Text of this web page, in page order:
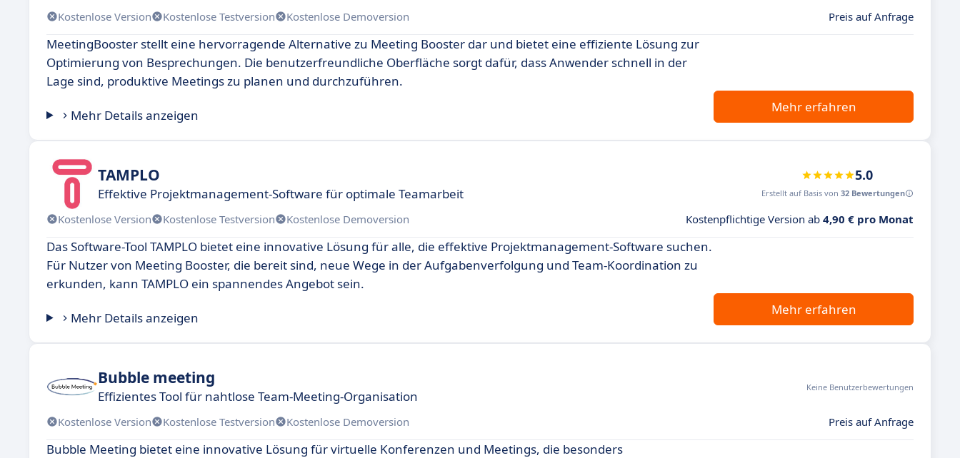
Kostenlose Version Kostenlose Testversion Kostenlose Demoversion Preis auf Anfrage
MeetingBooster stellt eine hervorragende Alternative zu Meeting Booster dar und bietet eine effiziente Lösung zur
Optimierung von Besprechungen. Die benutzerfreundliche Oberfläche sorgt dafür, dass Anwender schnell in der
Lage sind, produktive Meetings zu planen und durchzuführen.
Mehr Details anzeigen
Mehr erfahren
TAMPLO
Effektive Projektmanagement-Software für optimale Teamarbeit
5.0
Erstellt auf Basis von 32 Bewertungen
Kostenlose Version Kostenlose Testversion Kostenlose Demoversion Kostenpflichtige Version ab 4,90 € pro Monat
Das Software-Tool TAMPLO bietet eine innovative Lösung für alle, die effektive Projektmanagement-Software suchen.
Für Nutzer von Meeting Booster, die bereit sind, neue Wege in der Aufgabenverfolgung und Team-Koordination zu
erkunden, kann TAMPLO ein spannendes Angebot sein.
Mehr Details anzeigen
Mehr erfahren
Bubble meeting
Effizientes Tool für nahtlose Team-Meeting-Organisation
Keine Benutzerbewertungen
Kostenlose Version Kostenlose Testversion Kostenlose Demoversion Preis auf Anfrage
Bubble Meeting bietet eine innovative Lösung für virtuelle Konferenzen und Meetings, die besonders